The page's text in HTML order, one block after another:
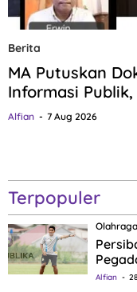
Berita
MA Putuskan
Informasi
Alfian 7 Aug 2026
Terpopuler
Olahraga
Alfian